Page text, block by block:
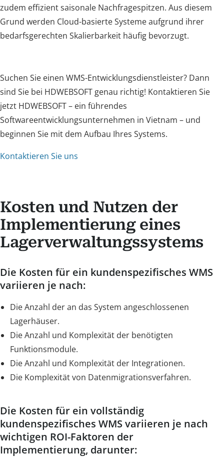
zudem effizient saisonale Nachfragespitzen. Aus diesem
Grund werden Cloud-basierte Systeme aufgrund ihrer
bedarfsgerechten Skalierbarkeit häufig bevorzugt.
Suchen Sie einen WMS-Entwicklungsdienstleister? Dann
sind Sie bei HDWEBSOFT genau richtig! Kontaktieren Sie
jetzt HDWEBSOFT – ein führendes
Softwareentwicklungsunternehmen in Vietnam – und
beginnen Sie mit dem Aufbau Ihres Systems.
Kontaktieren Sie uns
Kosten und Nutzen der
Implementierung eines
Lagerverwaltungssystems
Die Kosten für ein kundenspezifisches WMS
variieren je nach:
Die Anzahl der an das System angeschlossenen
Lagerhäuser.
Die Anzahl und Komplexität der benötigten
Funktionsmodule.
Die Anzahl und Komplexität der Integrationen.
Die Komplexität von Datenmigrationsverfahren.
Die Kosten für ein vollständig
kundenspezifisches WMS variieren je nach
wichtigen ROI-Faktoren der
Implementierung, darunter: